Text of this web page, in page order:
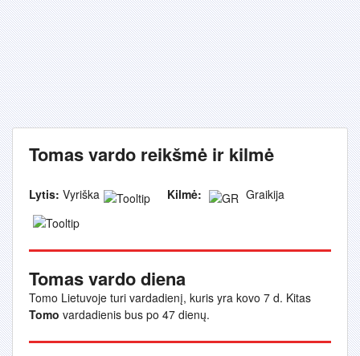
Tomas vardo reikšmė ir kilmė
Lytis: Vyriška Kilmė: Graikija
Tomas vardo diena
Tomo Lietuvoje turi vardadienį, kuris yra kovo 7 d. Kitas
Tomo vardadienis bus po 47 dienų.